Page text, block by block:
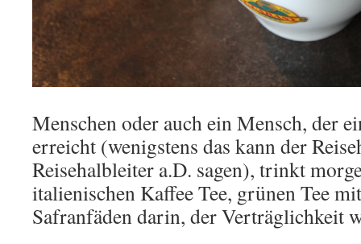
Menschen oder auch ein Mensch, der
erreicht (wenigstens das kann der
Reisehalbleiter a.D. sagen), trinkt
italienischen Kaffee Tee, grünen Tee
Safranfäden darin, der Verträglichkeit